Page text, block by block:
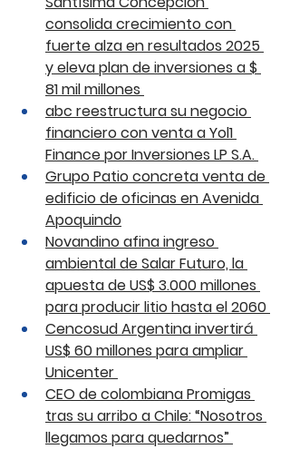
consolida crecimiento con
fuerte alza en resultados 2025
y eleva plan de inversiones a $
81 mil millones
abc reestructura su negocio
financiero con venta a Yol1
Finance por Inversiones LP S.A.
Grupo Patio concreta venta de
edificio de oficinas en Avenida
Apoquindo
Novandino afina ingreso
ambiental de Salar Futuro, la
apuesta de US$ 3.000 millones
para producir litio hasta el 2060
Cencosud Argentina invertirá
US$ 60 millones para ampliar
Unicenter
CEO de colombiana Promigas
tras su arribo a Chile: “Nosotros
llegamos para quedarnos”